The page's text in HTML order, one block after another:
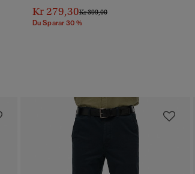
Kr 279,30Pris Reducerat Från
Kr 399,00Till
Du Sparar 30 %